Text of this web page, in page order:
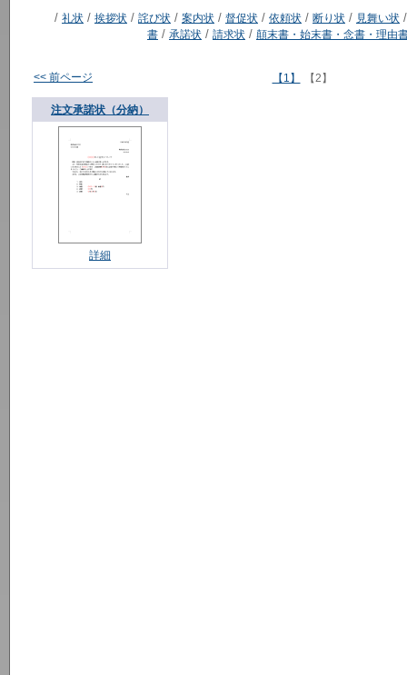
/ 礼状/ 挨拶状/ 詫び状/ 案内状/ 督促状/ 依頼状/ 断り状/ 見舞い状
書/ 承諾状/ 請求状/ 顛末書・始末書・念書・理由
<< 前ページ 【1】 【2】
注文承諾状（分納）
詳細